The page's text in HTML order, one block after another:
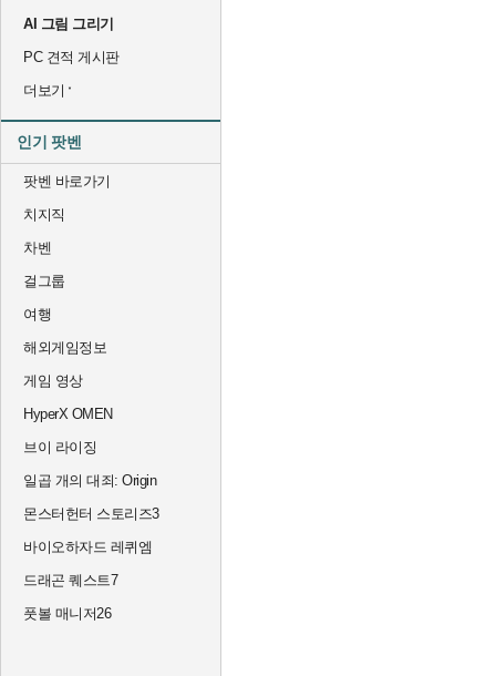
AI 그림 그리기
PC 견적 게시판
더보기
인기 팟벤
팟벤 바로가기
치지직
차벤
걸그룹
여행
해외게임정보
게임 영상
HyperX OMEN
브이 라이징
일곱 개의 대죄: Origin
몬스터헌터 스토리즈3
바이오하자드 레퀴엠
드래곤 퀘스트7
풋볼 매니저26